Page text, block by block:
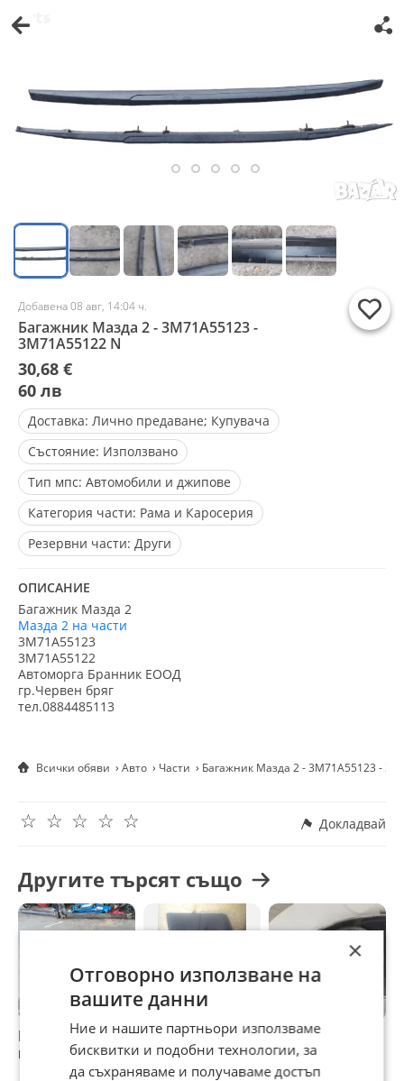
Добавена 08 авг, 14:04 ч.
Багажник Мазда 2 - 3M71A55123 -
3M71A55122 N
30,68 €
60 лв
Доставка: Лично предаване; Купувача
Състояние: Използвано
Тип мпс: Автомобили и джипове
Категория части: Рама и Каросерия
Резервни части: Други
ОПИСАНИЕ
Багажник Мазда 2
Мазда 2 на части
3M71A55123
3M71A55122
Автоморга Бранник ЕООД
гр.Червен бряг
тел.0884485113
Всички обяви Авто Части Багажник Мазда 2 - 3M71A55123 -
☆
☆
☆
☆
☆ Докладвай
Другите търсят също
Кора багажник
мазда 3 2.0б
Кора багажник за
Мазда 3 mazda 3
Километраж за
Мазда 2
×
Отговорно използване на
вашите данни
Ние и нашите партньори използваме
бисквитки и подобни технологии, за
да съхраняваме и получаваме достъп